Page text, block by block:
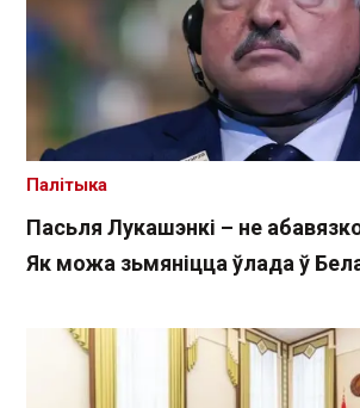
Пасьля Лукашэнкі – не
Як можа зьмяніцца ўлада ў
Палітыка